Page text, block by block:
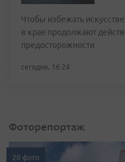
Чтобы избежать
в крае продолжают
предосторожности
сегодня, 16:24
Фоторепортаж
20 фото